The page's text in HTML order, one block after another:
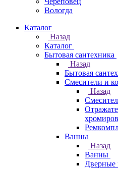
Вологда
Каталог
Назад
Каталог
Бытовая сантехника
Назад
Бытовая
Смесители и
Назад
Ванны
Назад
Ванны
Дверные